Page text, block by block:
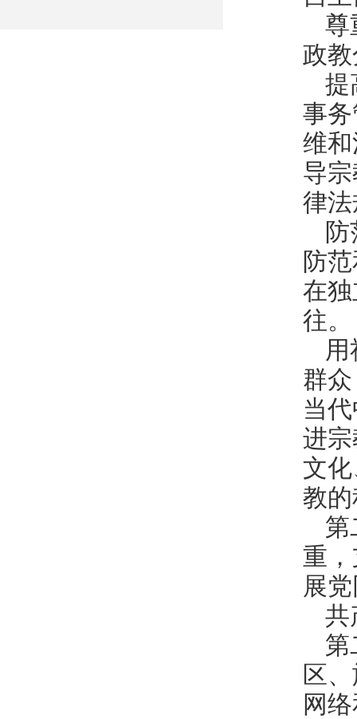
尊
政
提
事
维
导
律
防
在
往。
群
当
进
文
教
第
重
展
共
第
区
网